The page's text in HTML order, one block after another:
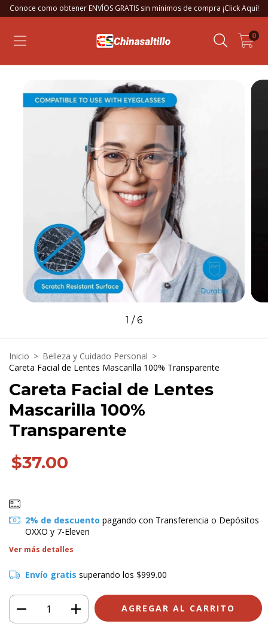
Conoce como obtener ENVÍOS GRATIS sin mínimos de compra ¡Click Aquí!
0
1 /6
Inicio > Belleza y Cuidado Personal >
Careta Facial de Lentes Mascarilla 100% Transparente
Careta Facial de Lentes
Mascarilla 100%
Transparente
$37.00
2% de descuento pagando con Transferencia o Depósitos
OXXO y 7-Eleven
Ver más detalles
Envío gratis superando los $999.00